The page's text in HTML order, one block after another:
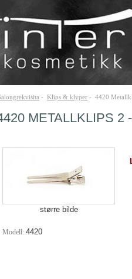
- Klips & klyper - 4420
METALLKLIPS 2
større bilde
Modell: 4420